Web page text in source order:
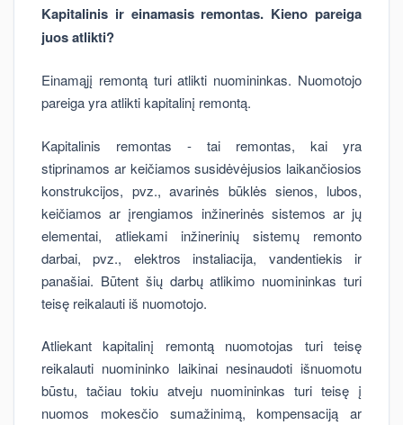
Kapitalinis ir einamasis remontas. Kieno pareiga
juos atlikti?
Einamąjį remontą turi atlikti nuomininkas. Nuomotojo
pareiga yra atlikti kapitalinį remontą.
Kapitalinis remontas - tai remontas, kai yra
stiprinamos ar keičiamos susidėvėjusios laikančiosios
konstrukcijos, pvz., avarinės būklės sienos, lubos,
keičiamos ar įrengiamos inžinerinės sistemos ar jų
elementai, atliekami inžinerinių sistemų remonto
darbai, pvz., elektros instaliacija, vandentiekis ir
panašiai. Būtent šių darbų atlikimo nuomininkas turi
teisę reikalauti iš nuomotojo.
Atliekant kapitalinį remontą nuomotojas turi teisę
reikalauti nuomininko laikinai nesinaudoti išnuomotu
būstu, tačiau tokiu atveju nuomininkas turi teisę į
nuomos mokesčio sumažinimą, kompensaciją ar